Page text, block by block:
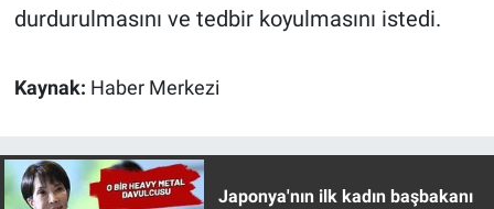
durdurulmasını ve tedbir koyulmasını istedi.
Kaynak: Haber Merkezi
Japonya'nın ilk kadın başbakanı